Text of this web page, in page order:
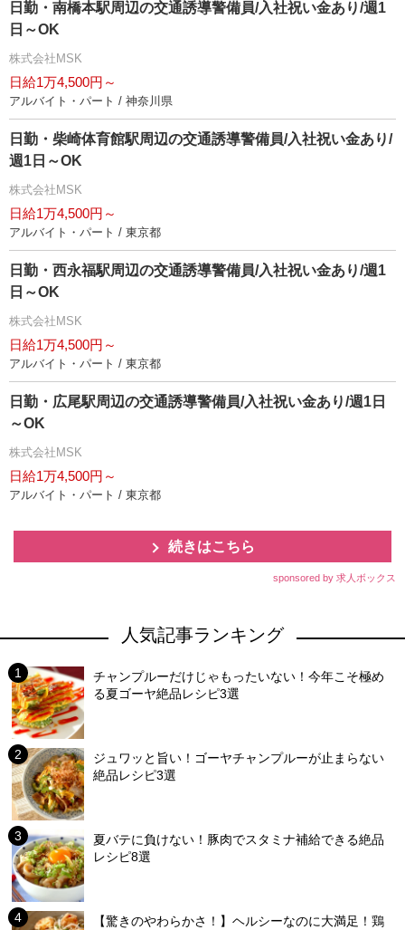
日勤・南橋本駅周辺の交通誘導警備員/入社祝い金あり/週1
日～OK
株式会社MSK
日給1万4,500円～
アルバイト・パート / 神奈川県
日勤・柴崎体育館駅周辺の交通誘導警備員/入社祝い金あり/
週1日～OK
株式会社MSK
日給1万4,500円～
アルバイト・パート / 東京都
日勤・西永福駅周辺の交通誘導警備員/入社祝い金あり/週1
日～OK
株式会社MSK
日給1万4,500円～
アルバイト・パート / 東京都
日勤・広尾駅周辺の交通誘導警備員/入社祝い金あり/週1日
～OK
株式会社MSK
日給1万4,500円～
アルバイト・パート / 東京都
続きはこちら
sponsored by 求人ボックス
人気記事ランキング
チャンプルーだけじゃもったいない！今年こそ極め
る夏ゴーヤ絶品レシピ3選
ジュワッと旨い！ゴーヤチャンプルーが止まらない
絶品レシピ3選
夏バテに負けない！豚肉でスタミナ補給できる絶品
レシピ8選
【驚きのやわらかさ！】ヘルシーなのに大満足！鶏